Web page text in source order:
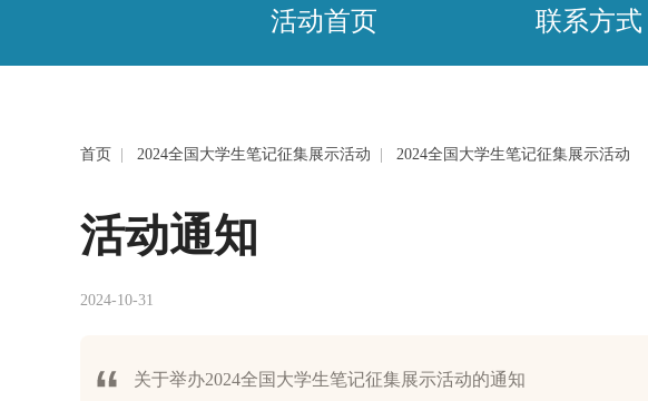
活动首页 联系方式
首页 2024全国大学生笔记征集展示活动 2024全国大学生笔记征集展示活动
活动通知
2024-10-31
​关于举办2024全国大学生笔记征集展示活动的通知